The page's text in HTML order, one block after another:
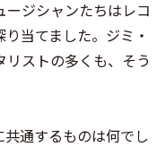
ジシャンたちはレコ
当てました。ジミ・
ストの多くも、そう
通するものは何でし